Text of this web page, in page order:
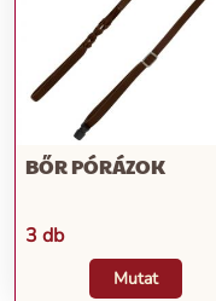
BŐR PÓRÁZOK
3 db
Mutat